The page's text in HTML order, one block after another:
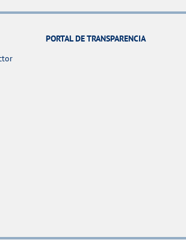
PORTAL DE TRANSPARENCIA